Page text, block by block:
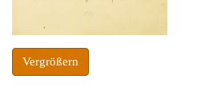
Vergrößern